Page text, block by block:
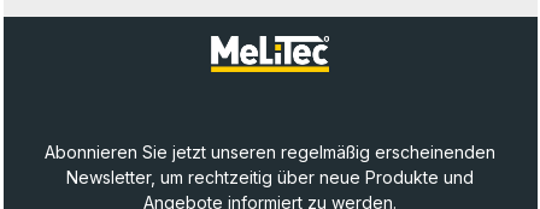
15.000 Std.Schaltzyklen: 30.000 xEinsatzort: Nur für
innenEinsatztemperatur: + 40 C° bis - 15 C°Höhe: 108
Abonnieren Sie jetzt unseren regelmäßig erscheinenden
Newsletter, um rechtzeitig über neue Produkte und
Angebote informiert zu werden.